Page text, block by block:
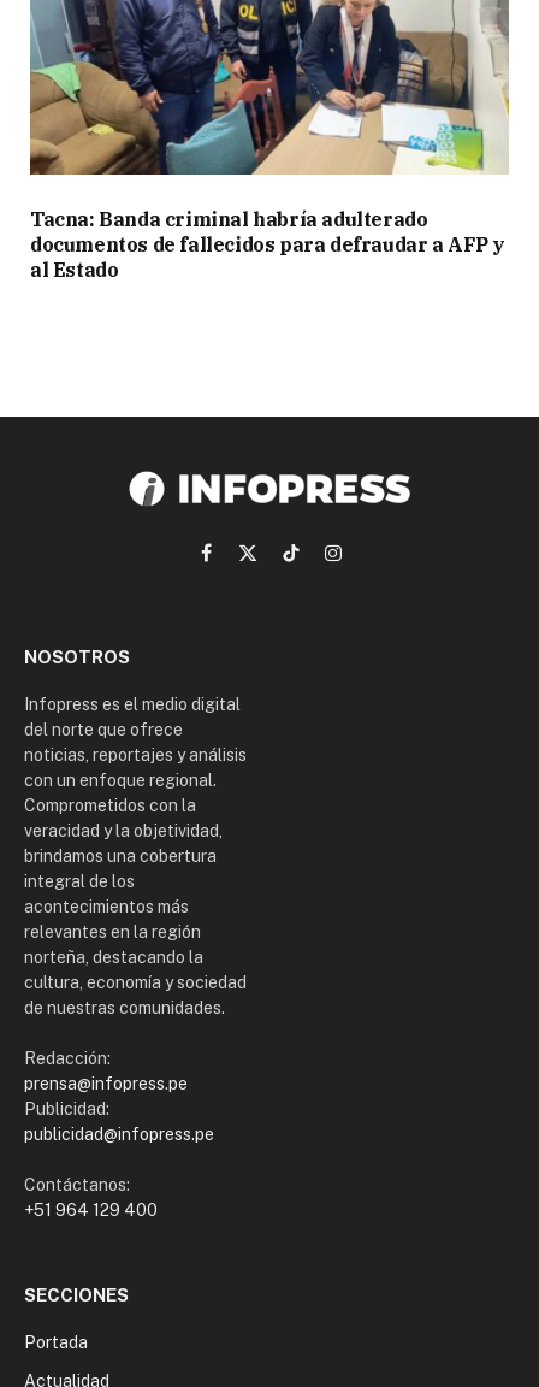
Tacna: Banda criminal habría adulterado
documentos de fallecidos para defraudar a AFP y
al Estado
Facebook
X
TikTokInstagram
NOSOTROS
Infopress es el medio digital
del norte que ofrece
noticias, reportajes y análisis
con un enfoque regional.
Comprometidos con la
veracidad y la objetividad,
brindamos una cobertura
integral de los
acontecimientos más
relevantes en la región
norteña, destacando la
cultura, economía y sociedad
de nuestras comunidades.
Redacción:
prensa@infopress.pe
Publicidad:
publicidad@infopress.pe
Contáctanos:
+51 964 129 400
SECCIONES
Portada
Actualidad